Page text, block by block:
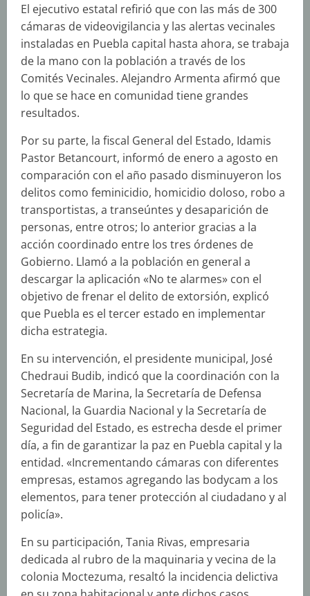
El ejecutivo estatal refirió que con las más de 300
cámaras de videovigilancia y las alertas vecinales
instaladas en Puebla capital hasta ahora, se trabaja
de la mano con la población a través de los
Comités Vecinales. Alejandro Armenta afirmó que
lo que se hace en comunidad tiene grandes
resultados.
Por su parte, la fiscal General del Estado, Idamis
Pastor Betancourt, informó de enero a agosto en
comparación con el año pasado disminuyeron los
delitos como feminicidio, homicidio doloso, robo a
transportistas, a transeúntes y desaparición de
personas, entre otros; lo anterior gracias a la
acción coordinado entre los tres órdenes de
Gobierno. Llamó a la población en general a
descargar la aplicación «No te alarmes» con el
objetivo de frenar el delito de extorsión, explicó
que Puebla es el tercer estado en implementar
dicha estrategia.
En su intervención, el presidente municipal, José
Chedraui Budib, indicó que la coordinación con la
Secretaría de Marina, la Secretaría de Defensa
Nacional, la Guardia Nacional y la Secretaría de
Seguridad del Estado, es estrecha desde el primer
día, a fin de garantizar la paz en Puebla capital y la
entidad. «Incrementando cámaras con diferentes
empresas, estamos agregando las bodycam a los
elementos, para tener protección al ciudadano y al
policía».
En su participación, Tania Rivas, empresaria
dedicada al rubro de la maquinaria y vecina de la
colonia Moctezuma, resaltó la incidencia delictiva